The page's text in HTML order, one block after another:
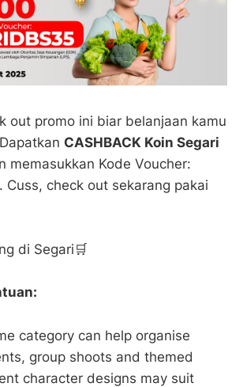
out promo ini biar belanjaan kamu
CASHBACK Koin Segari
memasukkan Kode Voucher:
. Cuss, check out sekarang pakai
di Segari🛒
category can help organise
group shoots and themed
character designs may suit